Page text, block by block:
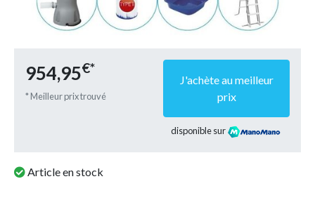
954,95€*
* Meilleur prix trouvé
J'achète au meilleur
prix
disponible sur
Article en stock